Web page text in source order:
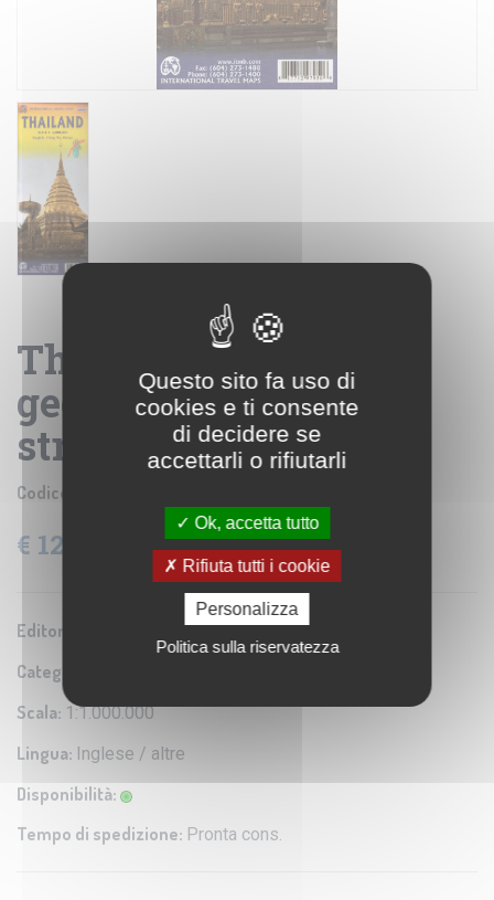
Thailandia - carta
geografica turistica e
stradale
Codice prodotto:
€ 12,26 IVA: 4% Inclusa
Editore/Produttore: ITMB
Categoria:
Scala: 1:1.000.000
Lingua: Inglese / altre
Disponibilità:
Tempo di spedizione: Pronta cons.
Questo sito fa uso di
cookies e ti consente
di decidere se
accettarli o rifiutarli
Ok, accetta tutto
Rifiuta tutti i cookie
Personalizza
Politica sulla riservatezza